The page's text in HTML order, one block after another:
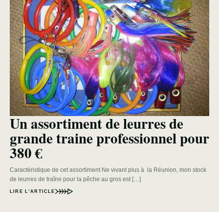
Un assortiment de leurres de
grande traine professionnel pour
380 €
Caractéristique de cet assortiment Ne vivant plus à la Réunion, mon stock
de leurres de traîne pour la pêche au gros est […]
LIRE L’ARTICLE